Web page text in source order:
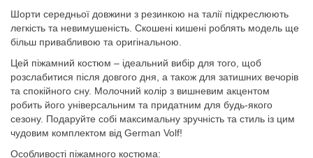
Шорти середньої довжини з резинкою на талії підкреслюють
легкість та невимушеність. Скошені кишені роблять модель ще
більш привабливою та оригінальною.
Цей піжамний костюм – ідеальний вибір для того, щоб
розслабитися після довгого дня, а також для затишних вечорів
та спокійного сну. Молочний колір з вишневим акцентом
робить його універсальним та придатним для будь-якого
сезону. Подаруйте собі максимальну зручність та стиль із цим
чудовим комплектом від German Volf!
Особливості піжамного костюма: